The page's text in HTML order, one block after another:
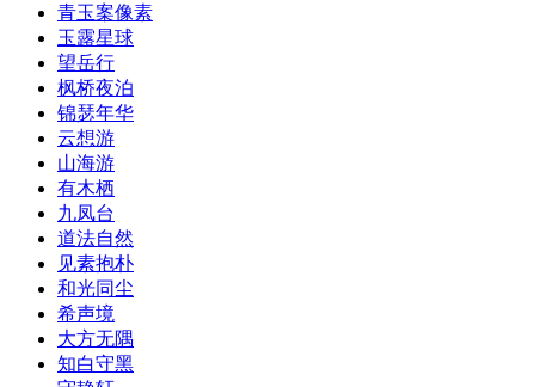
青玉案像素
玉露星球
望岳行
枫桥夜泊
锦瑟年华
云想游
山海游
有木栖
九凤台
道法自然
见素抱朴
和光同尘
希声境
大方无隅
知白守黑